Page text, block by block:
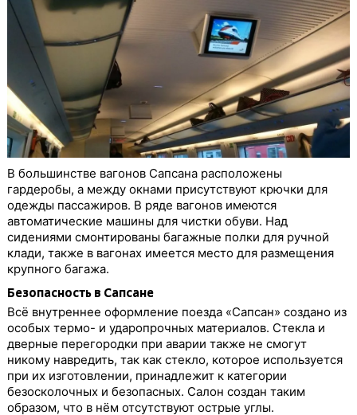
В большинстве вагонов Сапсана расположены
гардеробы, а между окнами присутствуют крючки для
одежды пассажиров. В ряде вагонов имеются
автоматические машины для чистки обуви. Над
сидениями смонтированы багажные полки для ручной
клади, также в вагонах имеется место для размещения
крупного багажа.
Безопасность в Сапсане
Всё внутреннее оформление поезда «Сапсан» создано из
особых термо- и ударопрочных материалов. Стекла и
дверные перегородки при аварии также не смогут
никому навредить, так как стекло, которое используется
при их изготовлении, принадлежит к категории
безосколочных и безопасных. Салон создан таким
образом, что в нём отсутствуют острые углы.